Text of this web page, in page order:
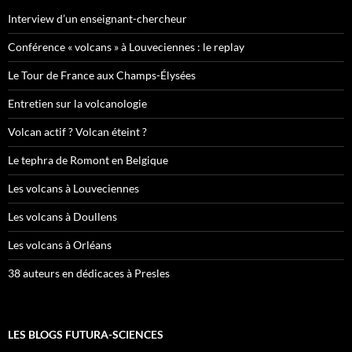
Interview d’un enseignant-chercheur
Conférence « volcans » à Louveciennes : le replay
Le Tour de France aux Champs-Élysées
Entretien sur la volcanologie
Volcan actif ? Volcan éteint ?
Le tephra de Romont en Belgique
Les volcans à Louveciennes
Les volcans à Doullens
Les volcans à Orléans
38 auteurs en dédicaces à Presles
LES BLOGS FUTURA-SCIENCES